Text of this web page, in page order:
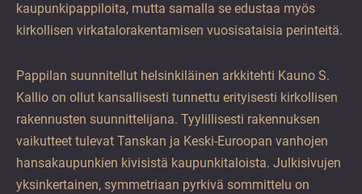
kaupunkipappiloita, mutta samalla se edustaa myös
kirkollisen virkatalorakentamisen vuosisataisia perinteitä.
Pappilan suunnitellut helsinkiläinen arkkitehti Kauno S.
Kallio on ollut kansallisesti tunnettu erityisesti kirkollisen
rakennusten suunnittelijana. Tyylillisesti rakennuksen
vaikutteet tulevat Tanskan ja Keski-Euroopan vanhojen
hansakaupunkien kivisistä kaupunkitaloista. Julkisivujen
yksinkertainen, symmetriaan pyrkivä sommittelu on